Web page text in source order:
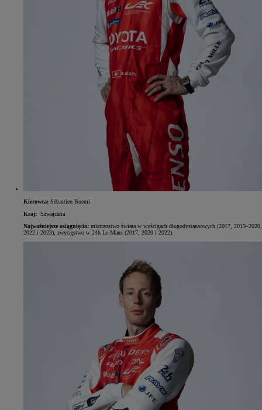
Kierowca: Sébastien Buemi
Kraj: Szwajcaria
Najważniejsze osiągnięcia: mistrzostwo świata w wyścigach długodystansowych (2017, 2019–2020,
2022 i 2023), zwycięstwo w 24h Le Mans (2017, 2020 i 2022).